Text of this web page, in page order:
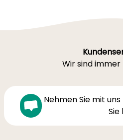
Wir sind immer
Nehmen Sie mit
Sie